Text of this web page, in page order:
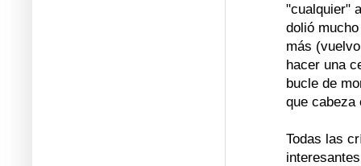
"cualquier"
dolió
más
hacer una
bucle de
que cabeza
Todas las